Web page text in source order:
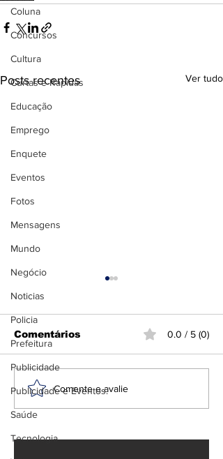
Coluna
Concursos
Cultura
Curtas e Rápidas
Educação
Emprego
Enquete
Eventos
Fotos
Mensagens
Mundo
Negócio
Noticias
Policia
Prefeitura
Publicidade
Publicidade e Eventos.
Saúde
Tecnologia
Posts recentes Ver tudo
PT lança Jerônimo
Comentários 0.0 / 5 (0)
Comente e avalie